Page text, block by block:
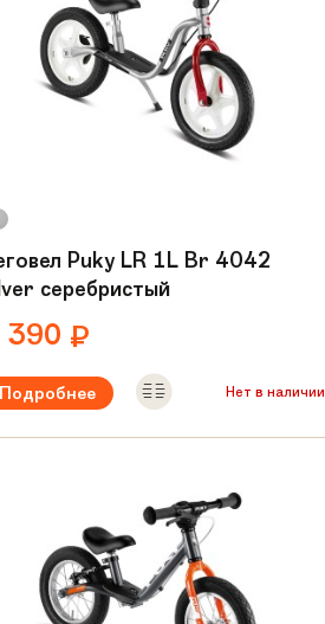
Puky LR 1L Br 4042
серебристый
390 ₽
Подробнее Нет в наличии
возраст:от 2 лет